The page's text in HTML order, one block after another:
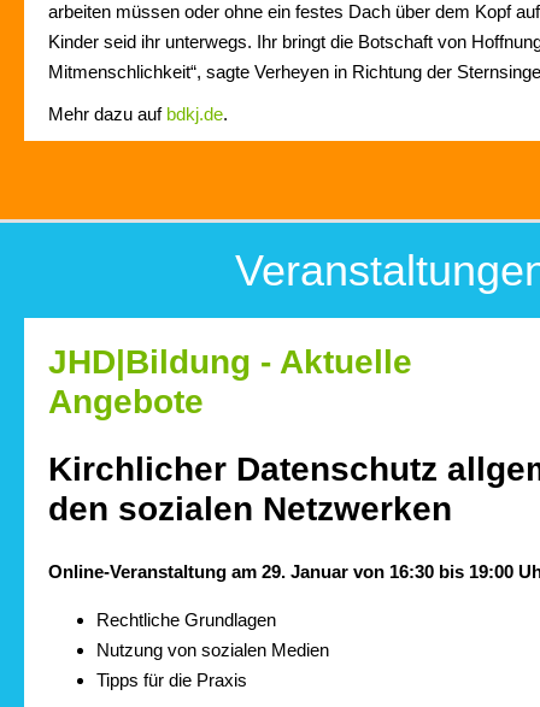
arbeiten müssen oder ohne ein festes Dach über dem Kopf
Kinder seid ihr unterwegs. Ihr bringt die Botschaft von
Mitmenschlichkeit“, sagte Verheyen in Richtung der
Mehr dazu auf bdkj.de.
JHD|Bildung - Aktuelle
Angebote
Kirchlicher Datenschutz
den sozialen Netzwerken
Online-Veranstaltung am 29. Januar von 16:30 bis 19:00
Rechtliche Grundlagen
Nutzung von sozialen Medien
Tipps für die Praxis